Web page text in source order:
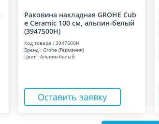
Раковина накладная GROHE Cub
e Ceramic 100 см, альпин-белый
(3947500H)
Код товара : 3947500H
Бренд : Grohe (Германия)
Цвет : Альпин-белый
Оставить заявку